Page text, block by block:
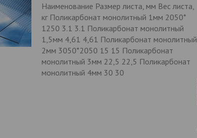
Наименование Размер листа, мм Вес листа,
кг Поликарбонат монолитный 1мм 2050*
1250 3.1 3.1 Поликарбонат монолитный
1,5мм 4,61 4,61 Поликарбонат монолитный
2мм 3050*2050 15 15 Поликарбонат
монолитный 3мм 22,5 22,5 Поликарбонат
монолитный 4мм 30 30